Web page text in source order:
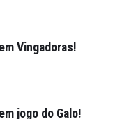
Vingadoras!
jogo do Galo!